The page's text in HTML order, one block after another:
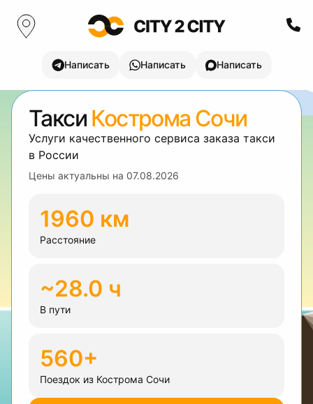
Написать Написать Написать
Такси Кострома Сочи
Услуги качественного сервиса заказа такси
в России
Цены актуальны на 07.08.2026
1960 км
Расстояние
~28.0 ч
В пути
560+
Поездок из Кострома Сочи